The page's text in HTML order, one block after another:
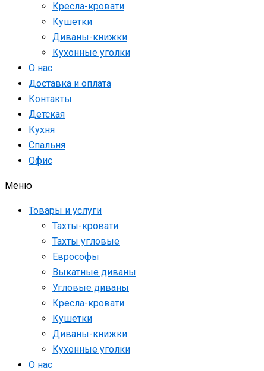
Кресла-кровати
Кушетки
Диваны-книжки
Кухонные уголки
О нас
Доставка и оплата
Контакты
Детская
Кухня
Спальня
Офис
Меню
Товары и услуги
Тахты-кровати
Тахты угловые
Еврософы
Выкатные диваны
Угловые диваны
Кресла-кровати
Кушетки
Диваны-книжки
Кухонные уголки
О нас